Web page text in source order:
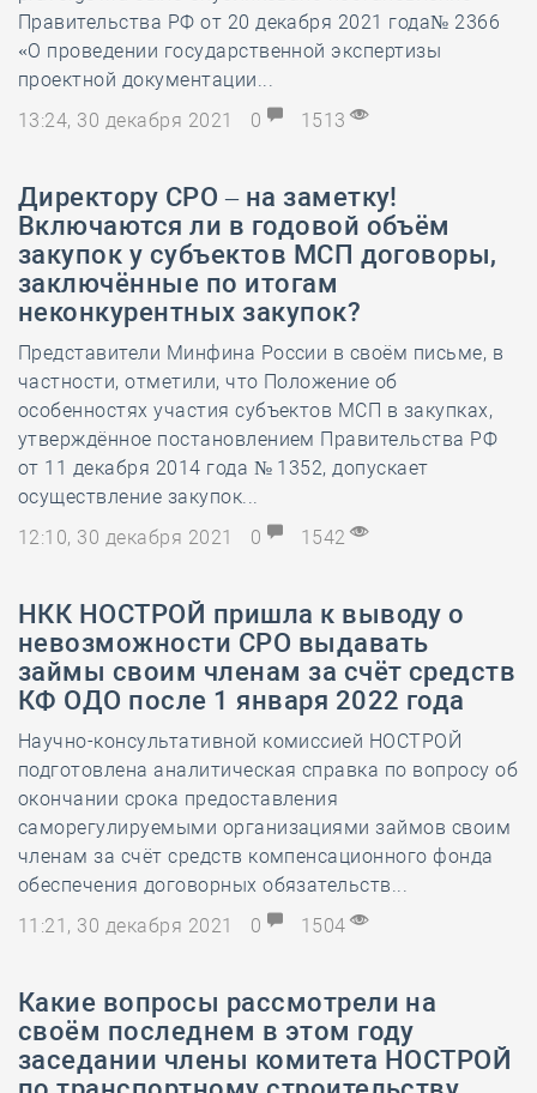
Правительства РФ от 20 декабря 2021 года№ 2366
«О проведении государственной экспертизы
проектной документации...
13:24, 30 декабря 2021
0 1513
Директору СРО – на заметку!
Включаются ли в годовой объём
закупок у субъектов МСП договоры,
заключённые по итогам
неконкурентных закупок?
Представители Минфина России в своём письме, в
частности, отметили, что Положение об
особенностях участия субъектов МСП в закупках,
утверждённое постановлением Правительства РФ
от 11 декабря 2014 года № 1352, допускает
осуществление закупок...
12:10, 30 декабря 2021
0 1542
НКК НОСТРОЙ пришла к выводу о
невозможности СРО выдавать
займы своим членам за счёт средств
КФ ОДО после 1 января 2022 года
Научно-консультативной комиссией НОСТРОЙ
подготовлена аналитическая справка по вопросу об
окончании срока предоставления
саморегулируемыми организациями займов своим
членам за счёт средств компенсационного фонда
обеспечения договорных обязательств...
11:21, 30 декабря 2021
0 1504
Какие вопросы рассмотрели на
своём последнем в этом году
заседании члены комитета НОСТРОЙ